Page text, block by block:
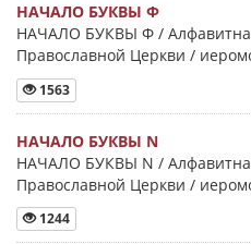
НАЧАЛО БУКВЫ Φ
НАЧАЛО БУКВЫ Φ /
Православной Церкви /
1563
НАЧАЛО БУКВЫ Ν
НАЧАЛО БУКВЫ Ν /
Православной Церкви /
1244